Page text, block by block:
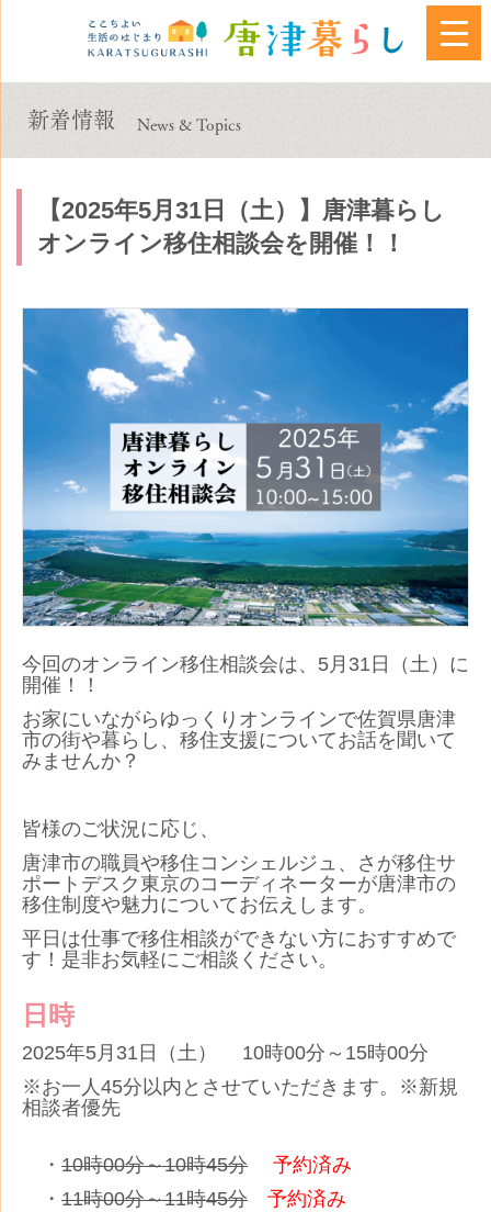
新着情報 News & Topics
【2025年5月31日（土）】唐津暮らし
オンライン移住相談会を開催！！
今回のオンライン移住相談会は、5月31日（土）に
開催！！
お家にいながらゆっくりオンラインで佐賀県唐津
市の街や暮らし、移住支援についてお話を聞いて
みませんか？
皆様のご状況に応じ、
唐津市の職員や移住コンシェルジュ、さが移住サ
ポートデスク東京のコーディネーターが唐津市の
移住制度や魅力についてお伝えします。
平日は仕事で移住相談ができない方におすすめで
す！是非お気軽にご相談ください。
日時
2025年5月31日（土） 10時00分～15時00分
※お一人45分以内とさせていただきます。※新規
相談者優先
・ 10時00分～10時45分
予約済み
・ 11時00分～11時45分
予約済み